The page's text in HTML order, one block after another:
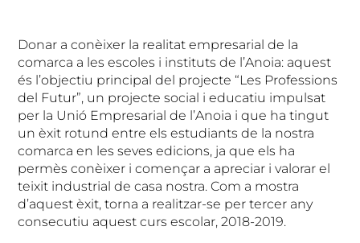
Donar a conèixer la realitat empresarial de la
comarca a les escoles i instituts de l’Anoia: aquest
és l’objectiu principal del projecte “Les Professions
del Futur”, un projecte social i educatiu impulsat
per la Unió Empresarial de l’Anoia i que ha tingut
un èxit rotund entre els estudiants de la nostra
comarca en les seves edicions, ja que els ha
permès conèixer i començar a apreciar i valorar el
teixit industrial de casa nostra. Com a mostra
d’aquest èxit, torna a realitzar-se per tercer any
consecutiu aquest curs escolar, 2018-2019.